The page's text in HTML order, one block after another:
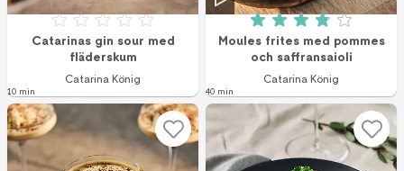
Betyg: 0 av 5
Catarinas gin sour med
fläderskum
Catarina König
10 min
Betyg: 3.9 av 5
Moules frites med pommes
och saffransaioli
Catarina König
40 min